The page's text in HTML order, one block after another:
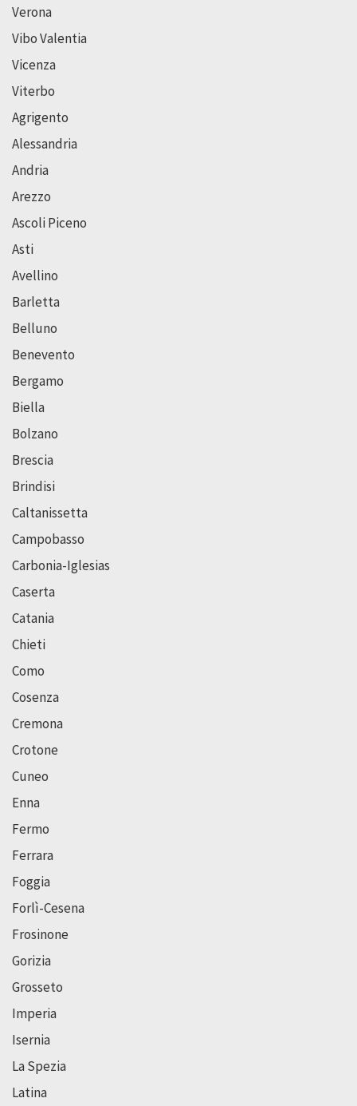
Verona
Vibo Valentia
Vicenza
Viterbo
Agrigento
Alessandria
Andria
Arezzo
Ascoli Piceno
Asti
Avellino
Barletta
Belluno
Benevento
Bergamo
Biella
Bolzano
Brescia
Brindisi
Caltanissetta
Campobasso
Carbonia-Iglesias
Caserta
Catania
Chieti
Como
Cosenza
Cremona
Crotone
Cuneo
Enna
Fermo
Ferrara
Foggia
Forlì-Cesena
Frosinone
Gorizia
Grosseto
Imperia
Isernia
La Spezia
Latina